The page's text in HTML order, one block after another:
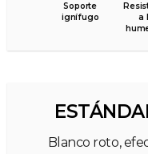
Soporte
ignífugo
a
Blanco roto,